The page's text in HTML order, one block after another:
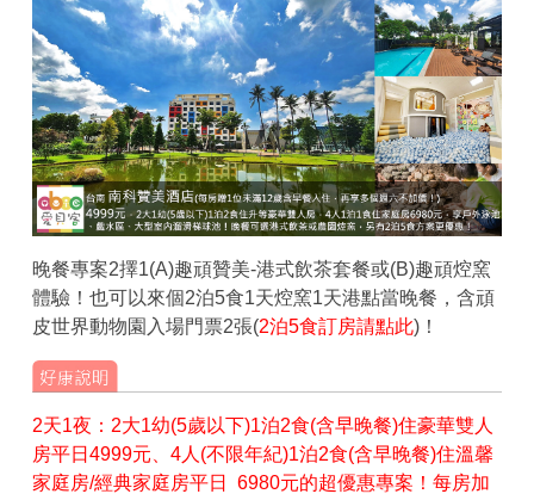
晚餐專案2擇1(A)趣頑贊美-港式飲茶套餐或(B)趣頑焢窯
體驗！也可以來個2泊5食1天焢窯1天港點當晚餐，含頑
皮世界動物園入場門票2張(2泊5食訂房請點此)！
2天1夜：2大1幼(5歲以下)1泊2食(含早晚餐)住豪華雙人
房平日4999元、4人(不限年紀)1泊2食(含早晚餐)住溫馨
家庭房/經典家庭房平日 6980元的超優惠專案！每房加